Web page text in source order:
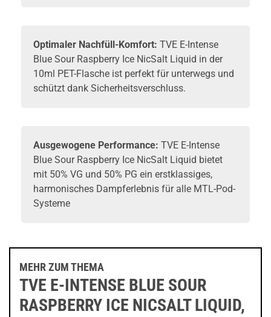
Optimaler Nachfüll-Komfort: TVE E-Intense
Blue Sour Raspberry Ice NicSalt Liquid in der
10ml PET-Flasche ist perfekt für unterwegs und
schützt dank Sicherheitsverschluss.
Ausgewogene Performance: TVE E-Intense
Blue Sour Raspberry Ice NicSalt Liquid bietet
mit 50% VG und 50% PG ein erstklassiges,
harmonisches Dampferlebnis für alle MTL-Pod-
Systeme
MEHR ZUM THEMA
TVE E-INTENSE BLUE SOUR
RASPBERRY ICE NICSALT LIQUID,